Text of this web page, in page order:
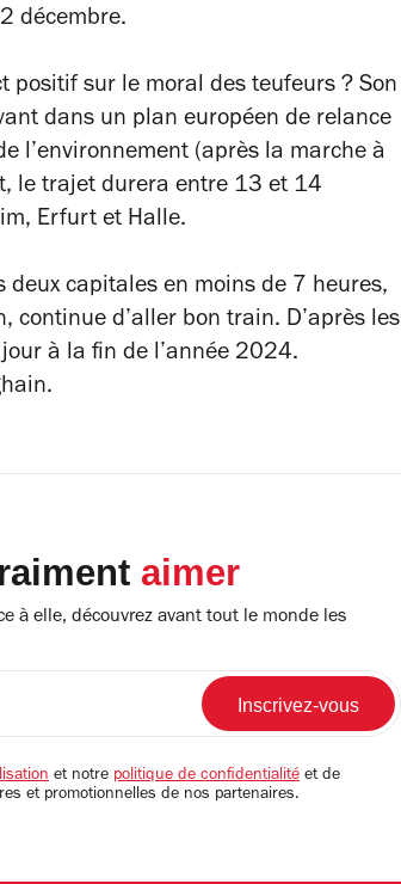
décembre.
positif sur le moral des teufeurs ? Son
dans un plan européen de relance
l’environnement (après la marche à
le trajet durera entre 13 et 14
Erfurt et Halle.
deux capitales en moins de 7 heures,
continue d’aller bon train. D’après les
à la fin de l’année 2024.
aimer
à elle, découvrez avant tout le monde les
et notre politique de confidentialité et de
et promotionnelles de nos partenaires.